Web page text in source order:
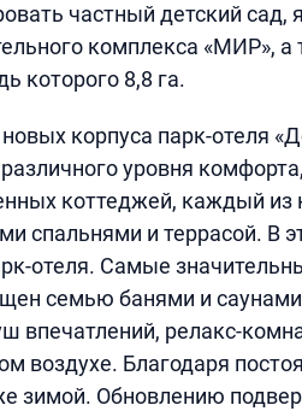
частный детский
комплекса «МИР»,
которого 8,8 га.
корпуса парк-отеля
уровня
коттеджей, каждый из
спальнями и террасой. В
отеля. Самые
семью банями и
впечатлений, релакс-
воздухе. Благодаря
зимой. Обновлению